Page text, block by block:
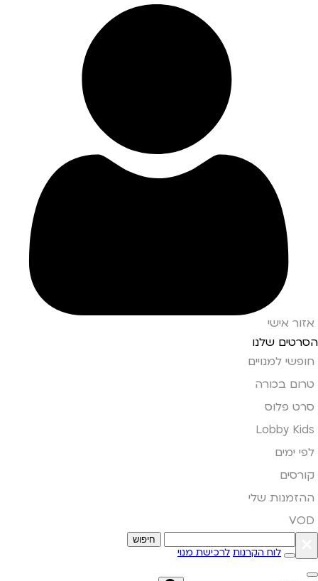
אזור אישי
הסרטים שלנו
חופשי למנויים
טרום בכורה
סרט פלוס
Lobby Kids
לפי ימים
קורסים
ההזמנות שלי
VOD
חיפוש
לוח הקרנות לרכישת מנוי